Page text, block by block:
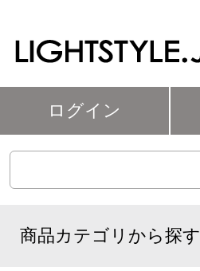
ログイン
商品カテゴリから探す